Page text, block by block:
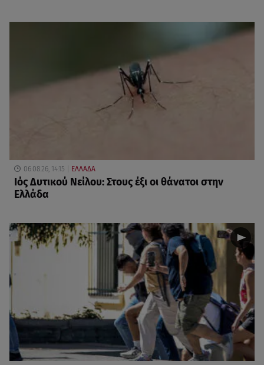
06.08.26, 14:15 ΕΛΛΑΔΑ
Ιός Δυτικού Νείλου: Στους έξι οι θάνατοι στην
Ελλάδα